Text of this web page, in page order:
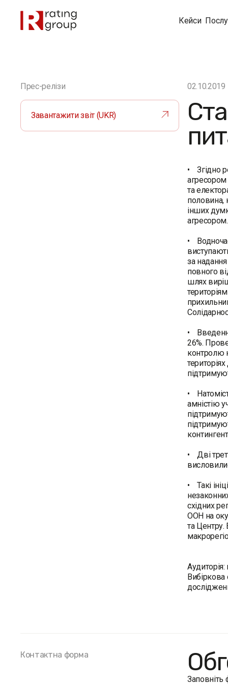
Кейси
Прес-релізи
Завантажити звіт (UKR)
02.10.2019
• Згідно
агресором
та
половина,
інших
•
за
повного
шлях
•
26%.
контролю
•
амністію
• Дві
• Такі
східних
ООН на
та
Вибіркова
Контактна форма